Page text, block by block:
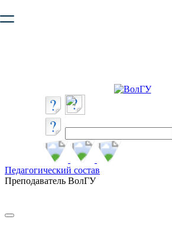
безопасную работу с сайтом. Пожалуйста
Педагогический состав
Преподаватель ВолГУ